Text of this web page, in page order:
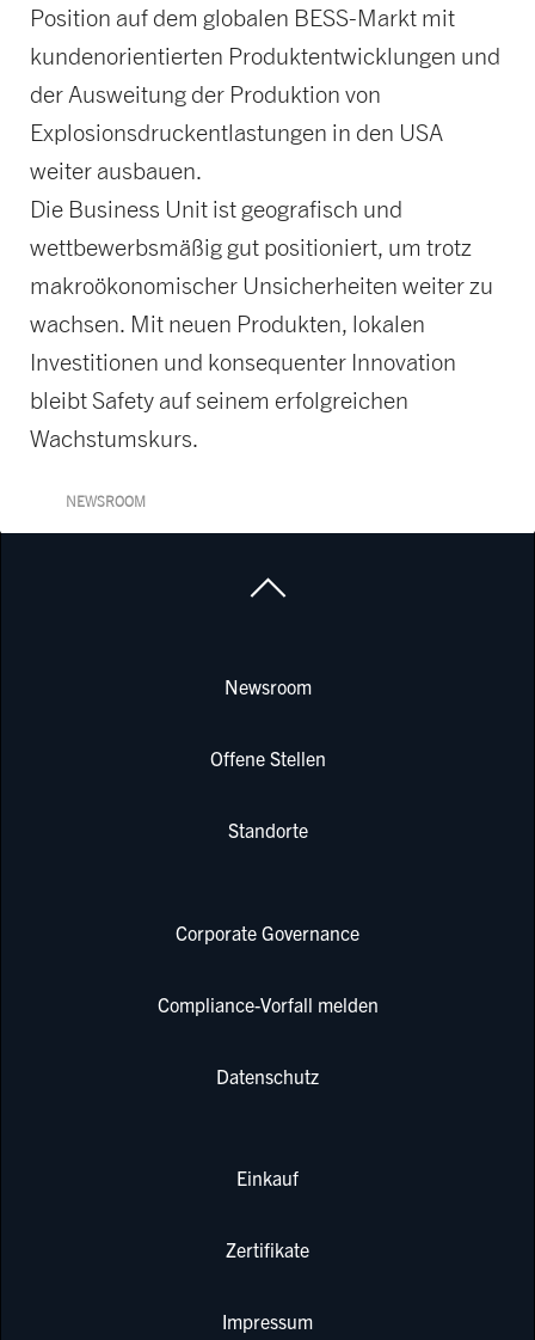
Position auf dem globalen BESS-Markt mit
kundenorientierten Produktentwicklungen und
der Ausweitung der Produktion von
Explosionsdruckentlastungen in den USA
weiter ausbauen.
Die Business Unit ist geografisch und
wettbewerbsmäßig gut positioniert, um trotz
makroökonomischer Unsicherheiten weiter zu
wachsen. Mit neuen Produkten, lokalen
Investitionen und konsequenter Innovation
bleibt Safety auf seinem erfolgreichen
Wachstumskurs.
NEWSROOM
Newsroom
Offene Stellen
Standorte
Corporate Governance
Compliance-Vorfall melden
Datenschutz
Einkauf
Zertifikate
Impressum